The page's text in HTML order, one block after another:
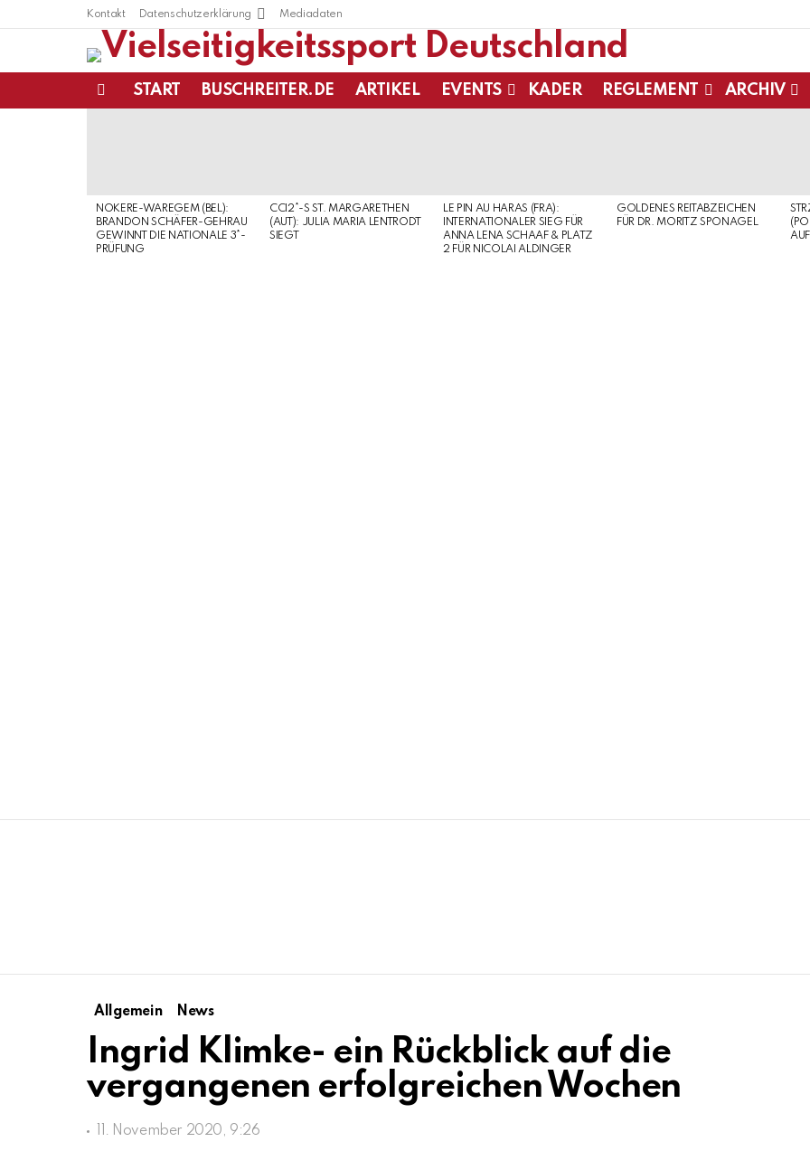
Kontakt Datenschutzerklärung Mediadaten
START BUSCHREITER.DE ARTIKEL EVENTS KADER REGLEMENT ARCHIV
NOKERE-WAREGEM (BEL):
BRANDON SCHÄFER-GEHRAU
GEWINNT DIE NATIONALE 3*-
PRÜFUNG
CCI2*-S ST. MARGARETHEN
(AUT): JULIA MARIA LENTRODT
SIEGT
LE PIN AU HARAS (FRA):
INTERNATIONALER SIEG FÜR
ANNA LENA SCHAAF & PLATZ
2 FÜR NICOLAI ALDINGER
GOLDENES REITABZEICHEN
FÜR DR. MORITZ SPONAGEL
Allgemein News
Ingrid Klimke- ein Rückblick auf die
vergangenen erfolgreichen Wochen
11. November 2020, 9:26